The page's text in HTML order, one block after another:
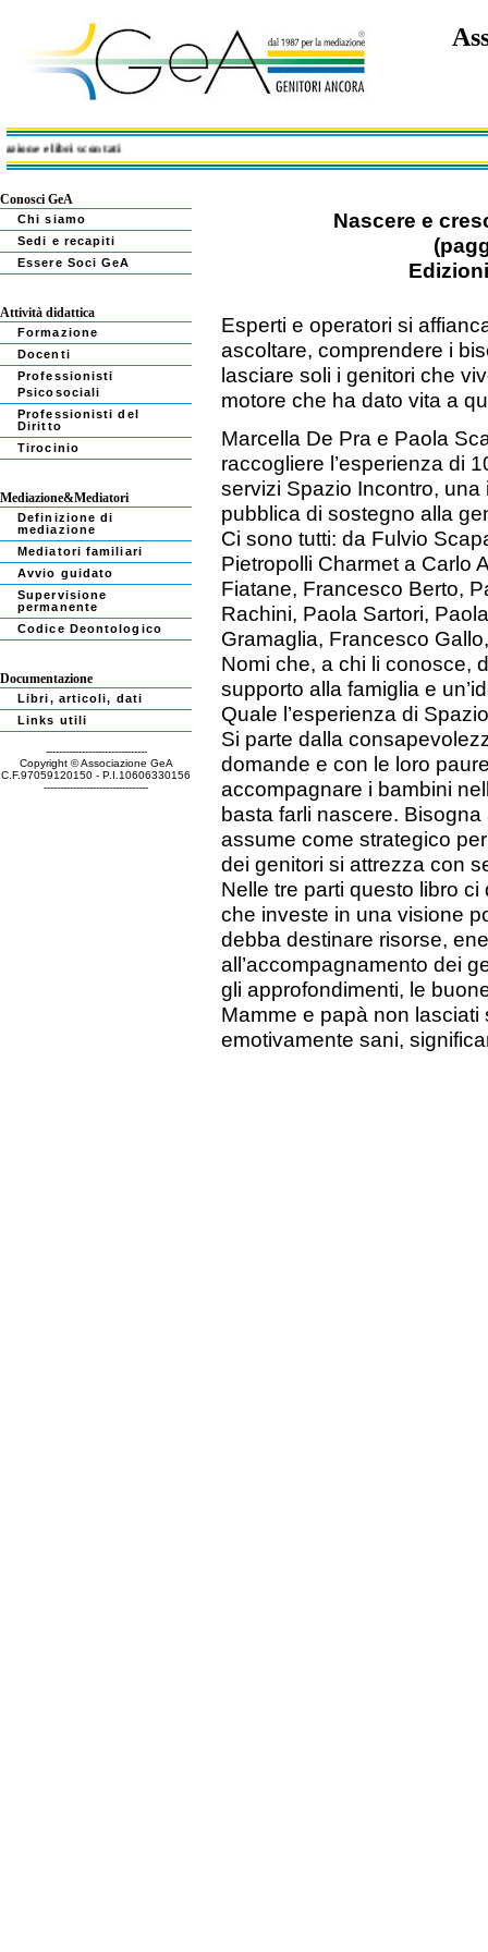
e libri scontati
Conosci GeA
Chi siamo
Sedi e recapiti
Essere Soci GeA
Attività didattica
Formazione
Docenti
Professionisti
Psicosociali
Professionisti del
Diritto
Tirocinio
Mediazione&Mediatori
Definizione di
mediazione
Mediatori familiari
Avvio guidato
Supervisione
permanente
Codice Deontologico
Documentazione
Libri, articoli, dati
Links utili
-------------------------------
Copyright © Associazione GeA
C.F.97059120150 - P.I.10606330156
--------------------------------
Nascere e
Esperti e operatori si
ascoltare, comprendere i
lasciare soli i genitori che
motore che ha dato vita a
Marcella De Pra e Paola
raccogliere l’esperienza di
servizi Spazio Incontro,
pubblica di sostegno alla
Ci sono tutti: da Fulvio
Pietropolli Charmet a Carlo
Fiatane, Francesco Berto,
Rachini, Paola Sartori,
Gramaglia, Francesco
Nomi che, a chi li conosce,
supporto alla famiglia e
Quale l’esperienza di
Si parte dalla
domande e con le loro
accompagnare i bambini
basta farli nascere.
assume come strategico
dei genitori si attrezza con
Nelle tre parti questo libro
che investe in una visione
debba destinare risorse,
all’accompagnamento dei
gli approfondimenti, le
Mamme e papà non
emotivamente sani,